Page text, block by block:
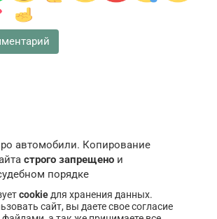
автомобили. Копирование
строго запрещено и
порядке
cookieдля хранения данных.
сайт, вы даете свое согласие